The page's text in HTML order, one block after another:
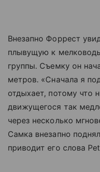
Внезапно Форрест
плывущую к
группы. Съемку он
метров. «Сначала я
отдыхает, потому что
движущегося так
через несколько
Самка внезапно
приводит его слова